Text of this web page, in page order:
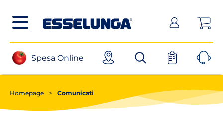
Spesa Online(apri in un nuovo tab)
Homepage > Comunicati